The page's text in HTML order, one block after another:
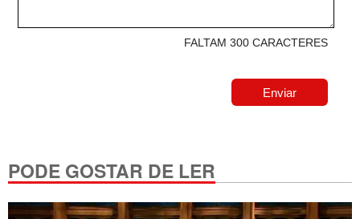
FALTAM 300 CARACTERES